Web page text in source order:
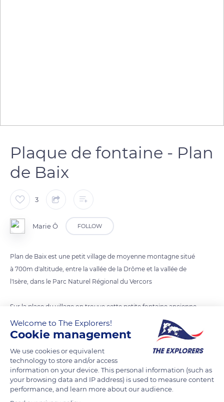
Plaque de fontaine - Plan
de Baix
3
Marie Ô FOLLOW
Plan de Baix est une petit village de moyenne montagne situé
à 700m d'altitude, entre la vallée de la Drôme et la vallée de
l'Isère, dans le Parc Naturel Régional du Vercors
Sur la place du village on trouve cette petite fontaine ancienne
décorée d'une tête de lion.
READ MORE TRANSLATE
Welcome to The Explorers!
Cookie management
We use cookies or equivalent
technology to store and/or access
information on your device. This personal information (such as
your browsing data and IP address) is used to measure content
performance, and learn more about our audience.